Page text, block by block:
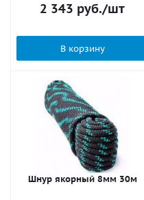
2 343 руб./шт
В корзину
Шнур якорный 8мм 30м